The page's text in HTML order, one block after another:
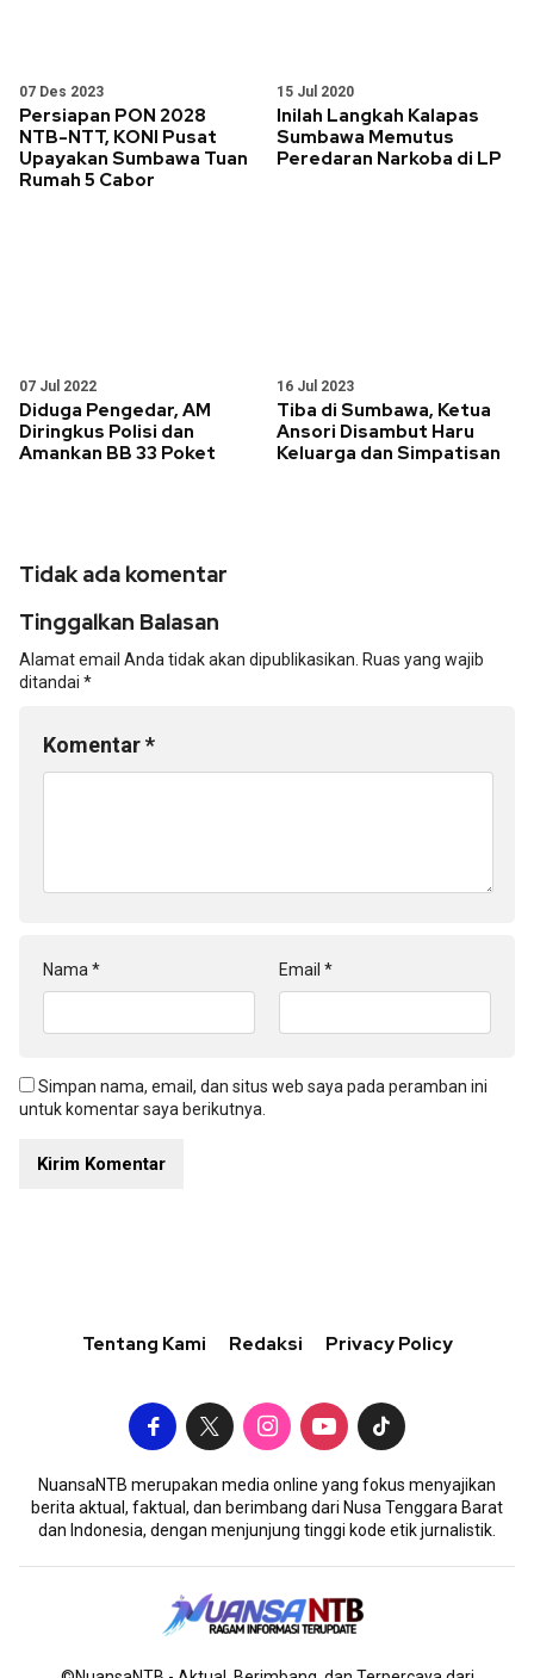
07 Des 2023
Persiapan PON 2028
NTB-NTT, KONI Pusat
Upayakan Sumbawa Tuan
Rumah 5 Cabor
15 Jul 2020
Inilah Langkah Kalapas
Sumbawa Memutus
Peredaran Narkoba di LP
07 Jul 2022
Diduga Pengedar, AM
Diringkus Polisi dan
Amankan BB 33 Poket
16 Jul 2023
Tiba di Sumbawa, Ketua
Ansori Disambut Haru
Keluarga dan Simpatisan
Tidak ada komentar
Tinggalkan Balasan
Alamat email Anda tidak akan dipublikasikan. Ruas yang wajib
ditandai *
Komentar*
Nama * Email *
Simpan nama, email, dan situs web saya pada peramban ini
untuk komentar saya berikutnya.
Tentang Kami Redaksi Privacy Policy
NuansaNTB merupakan media online yang fokus menyajikan
berita aktual, faktual, dan berimbang dari Nusa Tenggara Barat
dan Indonesia, dengan menjunjung tinggi kode etik jurnalistik.